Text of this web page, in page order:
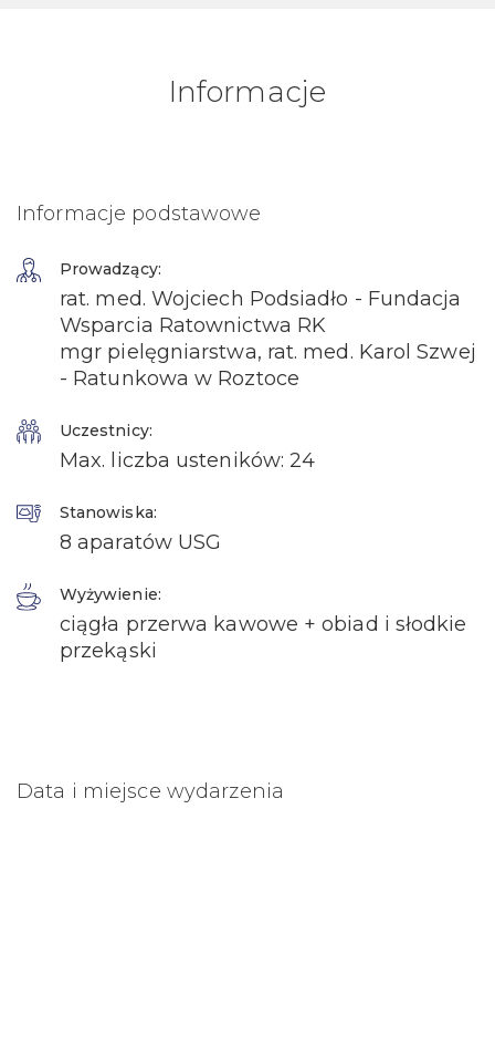
Informacje
Informacje podstawowe
Prowadzący:
rat. med. Wojciech Podsiadło - Fundacja
Wsparcia Ratownictwa RK
mgr pielęgniarstwa, rat. med. Karol Szwej
- Ratunkowa w Roztoce
Uczestnicy:
Max. liczba usteników: 24
Stanowiska:
8 aparatów USG
Wyżywienie:
ciągła przerwa kawowe + obiad i słodkie
przekąski
Data i miejsce wydarzenia